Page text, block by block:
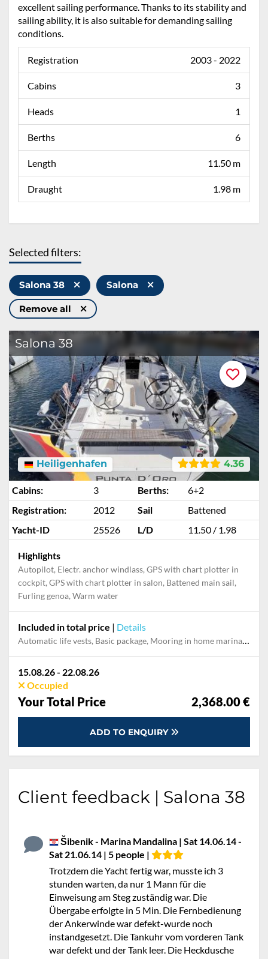
excellent sailing performance. Thanks to its stability and
sailing ability, it is also suitable for demanding sailing
conditions.
Registration 2003 - 2022
Cabins 3
Heads 1
Berths 6
Length 11.50 m
Draught 1.98 m
Selected filters:
Salona 38 Salona
Remove all
Salona 38
4.36
Heiligenhafen
Cabins: 3 Berths:
6+2
Registration:
2012 Sail
Battened
Yacht-ID
25526 L/D 11.50 / 1.98
Highlights
Autopilot, Electr. anchor windlass, GPS with chart plotter in
cockpit, GPS with chart plotter in salon, Battened main sail,
Furling genoa, Warm water
Included in total price | Details
Automatic life vests, Basic package, Mooring in home marina during the whole charter
15.08.26 - 22.08.26
Occupied
Your Total Price 2,368.00 €
ADD TO ENQUIRY
Client feedback | Salona 38
Šibenik - Marina Mandalina | Sat 14.06.14 -
Sat 21.06.14 | 5 people |
Trotzdem die Yacht fertig war, musste ich 3
stunden warten, da nur 1 Mann für die
Einweisung am Steg zuständig war. Die
Übergabe erfolgte in 5 Min. Die Fernbedienung
der Ankerwinde war defekt-wurde noch
instandgesetzt. Die Tankuhr vom vorderen Tank
war defekt und der Tank leer. Die Heckdusche